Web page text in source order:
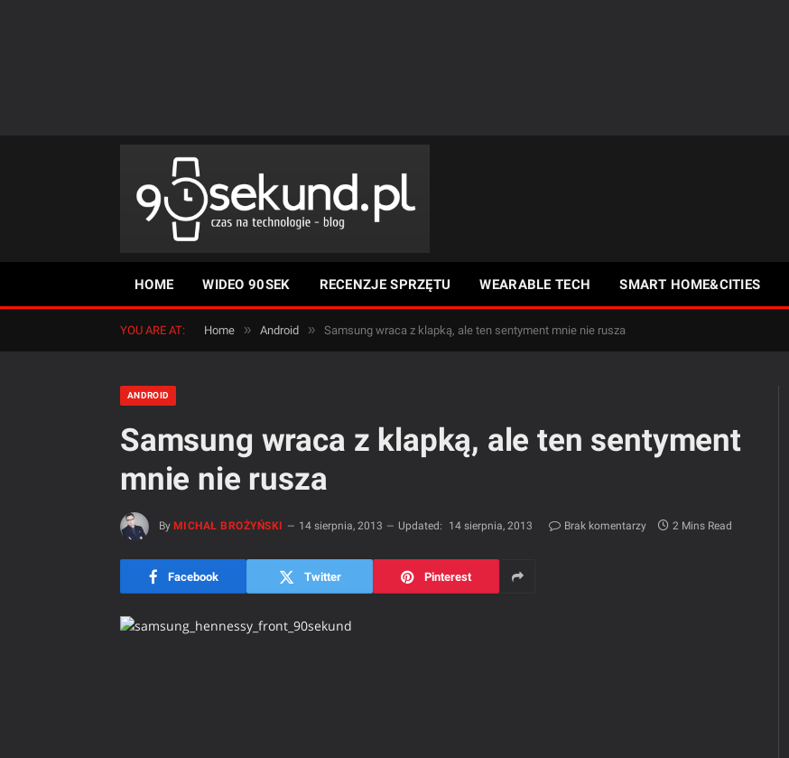
HOME WIDEO 90SEK RECENZJE SPRZĘTU WEARABLE TECH SMART HOME&CITIES
YOU ARE AT: Home » Android » Samsung wraca z klapką, ale ten sentyment mnie nie rusza
ANDROID
Samsung wraca z klapką, ale ten sentyment
mnie nie rusza
By MICHAŁ BROŻYŃSKI 14 sierpnia, 2013 Updated: 14 sierpnia, 2013 Brak komentarzy 2 Mins Read
Facebook Twitter Pinterest